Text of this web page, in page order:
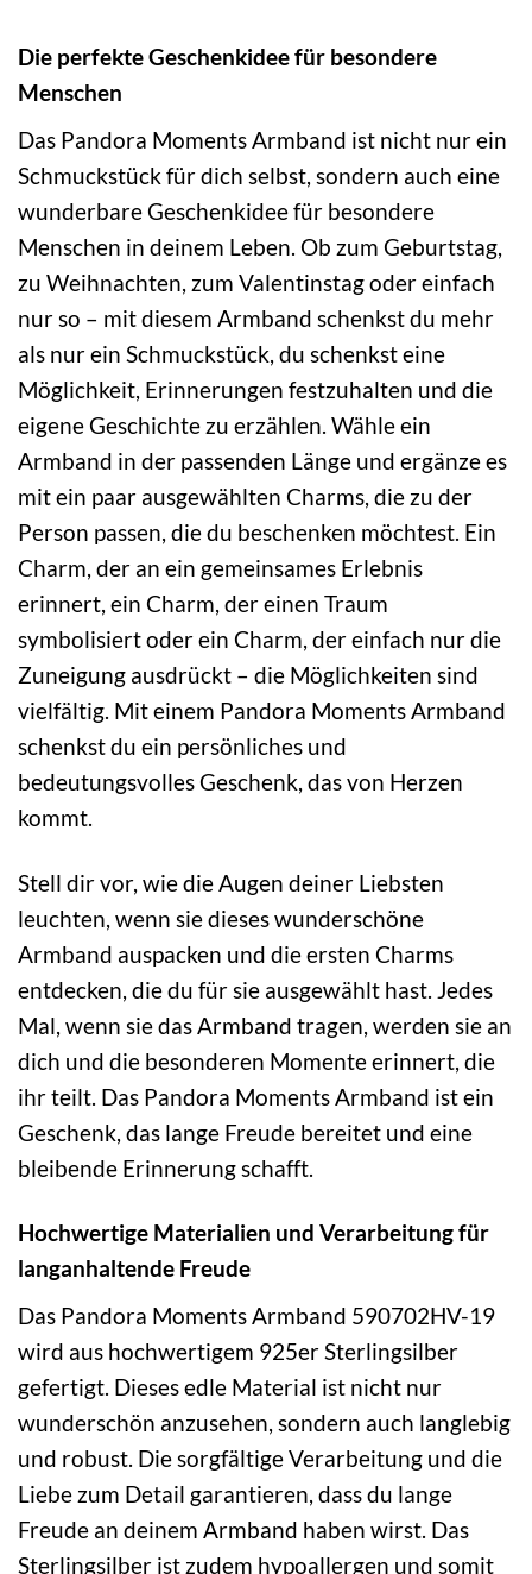
Die perfekte Geschenkidee für besondere
Menschen
Das Pandora Moments Armband ist nicht nur ein
Schmuckstück für dich selbst, sondern auch eine
wunderbare Geschenkidee für besondere
Menschen in deinem Leben. Ob zum Geburtstag,
zu Weihnachten, zum Valentinstag oder einfach
nur so – mit diesem Armband schenkst du mehr
als nur ein Schmuckstück, du schenkst eine
Möglichkeit, Erinnerungen festzuhalten und die
eigene Geschichte zu erzählen. Wähle ein
Armband in der passenden Länge und ergänze es
mit ein paar ausgewählten Charms, die zu der
Person passen, die du beschenken möchtest. Ein
Charm, der an ein gemeinsames Erlebnis
erinnert, ein Charm, der einen Traum
symbolisiert oder ein Charm, der einfach nur die
Zuneigung ausdrückt – die Möglichkeiten sind
vielfältig. Mit einem Pandora Moments Armband
schenkst du ein persönliches und
bedeutungsvolles Geschenk, das von Herzen
kommt.
Stell dir vor, wie die Augen deiner Liebsten
leuchten, wenn sie dieses wunderschöne
Armband auspacken und die ersten Charms
entdecken, die du für sie ausgewählt hast. Jedes
Mal, wenn sie das Armband tragen, werden sie an
dich und die besonderen Momente erinnert, die
ihr teilt. Das Pandora Moments Armband ist ein
Geschenk, das lange Freude bereitet und eine
bleibende Erinnerung schafft.
Hochwertige Materialien und Verarbeitung für
langanhaltende Freude
Das Pandora Moments Armband 590702HV-19
wird aus hochwertigem 925er Sterlingsilber
gefertigt. Dieses edle Material ist nicht nur
wunderschön anzusehen, sondern auch langlebig
und robust. Die sorgfältige Verarbeitung und die
Liebe zum Detail garantieren, dass du lange
Freude an deinem Armband haben wirst. Das
Sterlingsilber ist zudem hypoallergen und somit